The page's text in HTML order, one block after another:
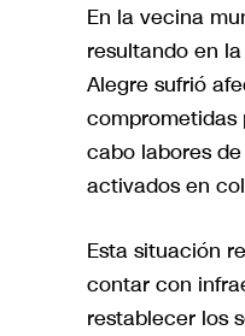
En la vecina
resultando en
Alegre sufrió
comprometidas
cabo labores
activados en
Esta situación
contar con
restablecer los